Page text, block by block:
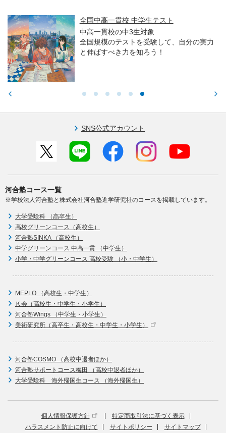
全国中高一貫校 中学生テスト
中高一貫校の中3生対象
全国規模のテストを受験して、自分の実力
と伸ばすべき力を知ろう！
SNS公式アカウント
河合塾コース一覧
※学校法人河合塾と株式会社河合塾進学研究社のコースを掲載しています。
大学受験科 （高卒生）
高校グリーンコース（高校生）
河合塾SINKA （高校生）
中学グリーンコース 中高一貫 （中学生）
小学・中学グリーンコース 高校受験 （小・中学生）
MEPLO （高校生・中学生）
Ｋ会（高校生・中学生・小学生）
河合塾Wings （中学生・小学生）
美術研究所（高卒生・高校生・中学生・小学生）
河合塾COSMO （高校中退者ほか）
河合塾サポートコース梅田 （高校中退者ほか）
大学受験科 海外帰国生コース （海外帰国生）
個人情報保護方針
特定商取引法に基づく表示
ハラスメント防止に向けて
サイトポリシー サイトマップ